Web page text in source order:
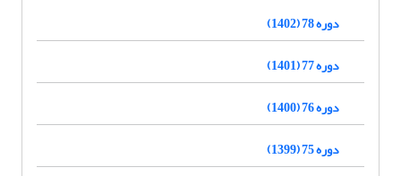
دوره 78 (1402)
دوره 77 (1401)
دوره 76 (1400)
دوره 75 (1399)